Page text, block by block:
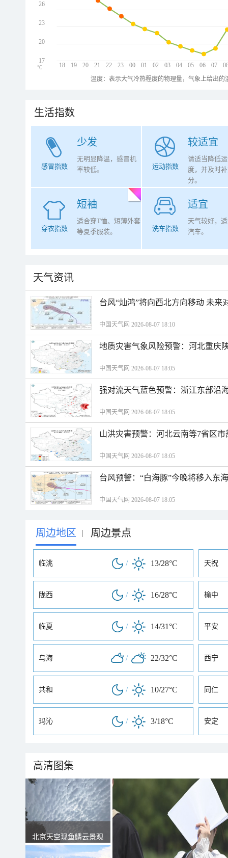
18 19 20 21 22 23 00 01 02 03 04 05 06 07
26
23
20
17
℃
温度：表示大气冷热程度的物理量，气象上给出
生活指数
少发
感冒指数
无明显降温，感冒机
率较低。
较适宜
运动指数
请适当降低
度，并及时
分。
短袖
穿衣指数
适合穿T恤、短薄外套
等夏季服装。
适宜
洗车指数
天气较好，
汽车。
天气资讯
台风“灿鸿”将向西北方向移动 未来
中国天气网 2026-08-07 18:10
地质灾害气象风险预警：河北重庆
中国天气网 2026-08-07 18:05
强对流天气蓝色预警：浙江东部沿
中国天气网 2026-08-07 18:05
山洪灾害预警：河北云南等7省区
中国天气网 2026-08-07 18:05
台风预警：“白海豚”今晚将移入东
中国天气网 2026-08-07 18:05
周边地区 | 周边景点
临洮 / 13/28°C 天祝
陇西 / 16/28°C 榆中
临夏 / 14/31°C 平安
乌海 / 22/32°C 西宁
共和 / 10/27°C 同仁
玛沁 / 3/18°C 安定
高清图集
北京天空现鱼鳞云景观